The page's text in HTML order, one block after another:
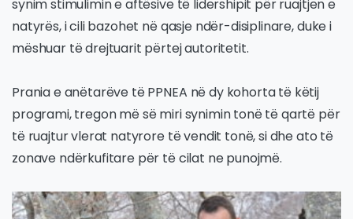
synim stimulimin e aftësive të lidershipit për ruajtjen e
natyrës, i cili bazohet në qasje ndër-disiplinare, duke i
mëshuar të drejtuarit përtej autoritetit.
Prania e anëtarëve të PPNEA në dy kohorta të këtij
programi, tregon më së miri synimin tonë të qartë për
të ruajtur vlerat natyrore të vendit tonë, si dhe ato të
zonave ndërkufitare për të cilat ne punojmë.